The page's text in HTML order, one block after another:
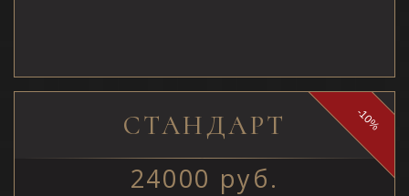
-10%
СТАНДАРТ
24000 руб.